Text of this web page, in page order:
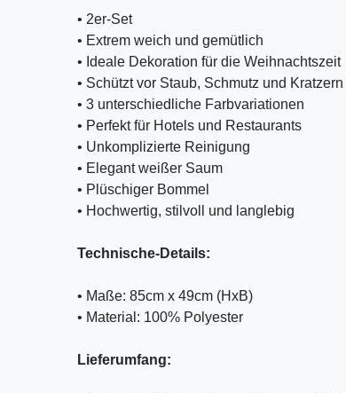
• 2er-Set
• Extrem weich und gemütlich
• Ideale Dekoration für die Weihnachtszeit
• Schützt vor Staub, Schmutz und Kratzern
• 3 unterschiedliche Farbvariationen
• Perfekt für Hotels und Restaurants
• Unkomplizierte Reinigung
• Elegant weißer Saum
• Plüschiger Bommel
• Hochwertig, stilvoll und langlebig
Technische-Details:
• Maße: 85cm x 49cm (HxB)
• Material: 100% Polyester
Lieferumfang: